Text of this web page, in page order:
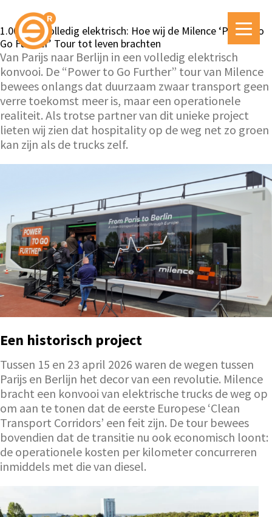
1.000 km volledig elektrisch: Hoe wij de Milence ‘Power to
Go Further’ Tour tot leven brachten
Van Parijs naar Berlijn in een volledig elektrisch
konvooi. De “Power to Go Further” tour van Milence
bewees onlangs dat duurzaam zwaar transport geen
verre toekomst meer is, maar een operationele
realiteit. Als trotse partner van dit unieke project
lieten wij zien dat hospitality op de weg net zo groen
kan zijn als de trucks zelf.
Een historisch project
Tussen 15 en 23 april 2026 waren de wegen tussen
Parijs en Berlijn het decor van een revolutie. Milence
bracht een konvooi van elektrische trucks de weg op
om aan te tonen dat de eerste Europese ‘Clean
Transport Corridors’ een feit zijn. De tour bewees
bovendien dat de transitie nu ook economisch loont:
de operationele kosten per kilometer concurreren
inmiddels met die van diesel.